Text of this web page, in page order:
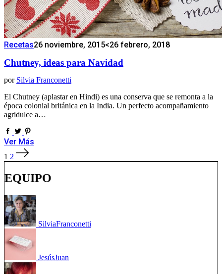
Recetas26 noviembre, 2015<26 febrero, 2018
Chutney, ideas para Navidad
por Silvia Franconetti
El Chutney (aplastar en Hindi) es una conserva que se remonta a la
época colonial británica en la India. Un perfecto acompañamiento
agridulce a…
Ver Más
Paginación
de
1 2
EQUIPO
SilviaFranconetti
JesúsJuan